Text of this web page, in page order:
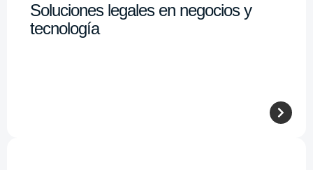
Soluciones legales en negocios y
tecnología